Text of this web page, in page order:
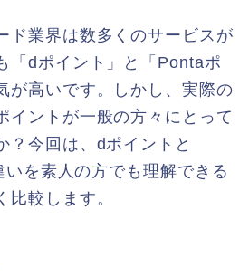
ド業界は数多くのサービスが
「dポイント」と「Pontaポ
が高いです。しかし、実際の
イントが一般の方々にとって
？今回は、dポイントと
を素人の方でも理解できる
比較します。